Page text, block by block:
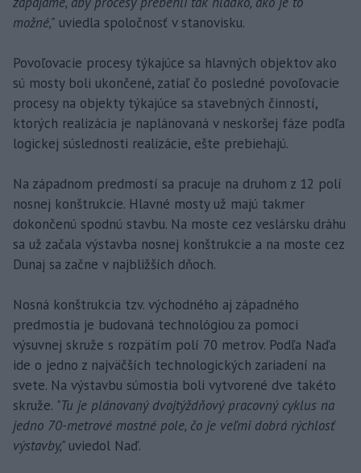
možné," uviedla spoločnosť v stanovisku.
Povoľovacie procesy týkajúce sa hlavných objektov ako
sú mosty boli ukončené, zatiaľ čo posledné povoľovacie
procesy na objekty týkajúce sa stavebných činností,
ktorých realizácia je naplánovaná v neskoršej fáze podľa
logickej súslednosti realizácie, ešte prebiehajú.
Na západnom predmostí sa pracuje na druhom z 12 polí
nosnej konštrukcie. Hlavné mosty už majú takmer
dokončenú spodnú stavbu. Na moste cez veslársku dráhu
sa už začala výstavba nosnej konštrukcie a na moste cez
Dunaj sa začne v najbližších dňoch.
Nosná konštrukcia tzv. východného aj západného
predmostia je budovaná technológiou za pomoci
výsuvnej skruže s rozpätím polí 70 metrov. Podľa Naďa
ide o jedno z najväčších technologických zariadení na
svete. Na výstavbu súmostia boli vytvorené dve takéto
skruže. "Tu je plánovaný dvojtýždňový pracovný cyklus na
jedno 70-metrové mostné pole, čo je veľmi dobrá rýchlosť
výstavby," uviedol Naď.